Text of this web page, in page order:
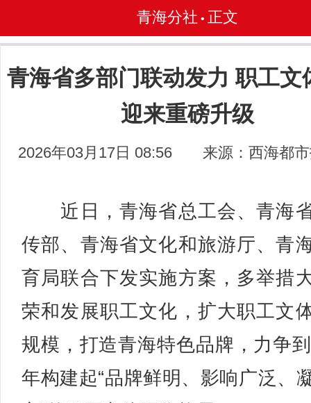
青海分社 • 正文
青海省多部门联动发力 职工文
迎来重磅升级
2026年03月17日 08:56 来源：西海都
近日，青海省总工会、青海
传部、青海省文化和旅游厅、青
育局联合下发实施方案，多举措
荣和发展职工文化，扩大职工文
规模，打造青海特色品牌，力争
年构建起“品牌鲜明、影响广泛、